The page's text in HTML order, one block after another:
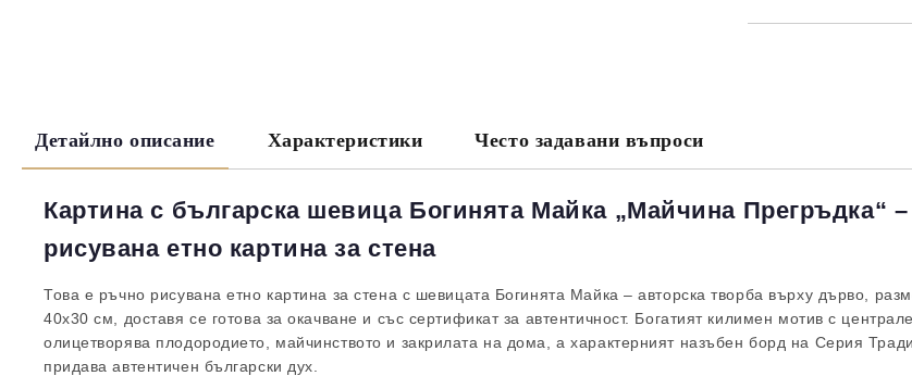
Детайлно описание Характеристики Често задавани въпроси
Картина с българска шевица Богинята Майка „Майчина Прегръдка“
рисувана етно картина за стена
Това е ръчно рисувана етно картина за стена с шевицата Богинята Майка – авторска творба върху дърво,
40х30 см, доставя се готова за окачване и със сертификат за автентичност. Богатият килимен мотив с
олицетворява плодородието, майчинството и закрилата на дома, а характерният назъбен борд на Серия
придава автентичен български дух.